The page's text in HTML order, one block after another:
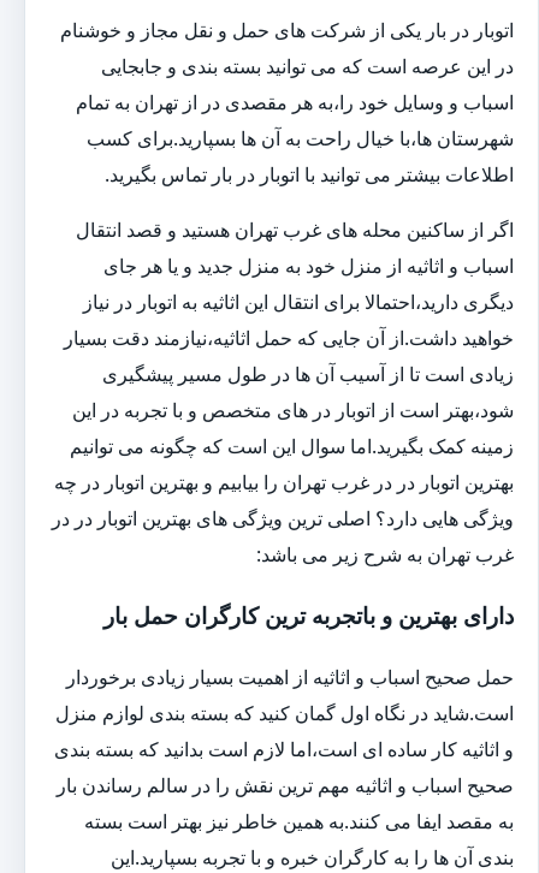
اتوبار در بار یکی از شرکت های حمل و نقل مجاز و خوشنام
در این عرصه است که می توانید بسته بندی و جابجایی
اسباب و وسایل خود را،به هر مقصدی در از تهران به تمام
شهرستان ها،با خیال راحت به آن ها بسپارید.برای کسب
اطلاعات بیشتر می توانید با اتوبار در بار تماس بگیرید.
اگر از ساکنین محله های غرب تهران هستید و قصد انتقال
اسباب و اثاثیه از منزل خود به منزل جدید و یا هر جای
دیگری دارید،احتمالا برای انتقال این اثاثیه به اتوبار در نیاز
خواهید داشت.از آن جایی که حمل اثاثیه،نیازمند دقت بسیار
زیادی است تا از آسیب آن ها در طول مسیر پیشگیری
شود،بهتر است از اتوبار در های متخصص و با تجربه در این
زمینه کمک بگیرید.اما سوال این است که چگونه می توانیم
بهترین اتوبار در در غرب تهران را بیابیم و بهترین اتوبار در چه
ویژگی هایی دارد؟ اصلی ترین ویژگی های بهترین اتوبار در در
غرب تهران به شرح زیر می باشد:
دارای بهترین و باتجربه ترین کارگران حمل بار
حمل صحیح اسباب و اثاثیه از اهمیت بسیار زیادی برخوردار
است.شاید در نگاه اول گمان کنید که بسته بندی لوازم منزل
و اثاثیه کار ساده ای است،اما لازم است بدانید که بسته بندی
صحیح اسباب و اثاثیه مهم ترین نقش را در سالم رساندن بار
به مقصد ایفا می کنند.به همین خاطر نیز بهتر است بسته
بندی آن ها را به کارگران خبره و با تجربه بسپارید.این